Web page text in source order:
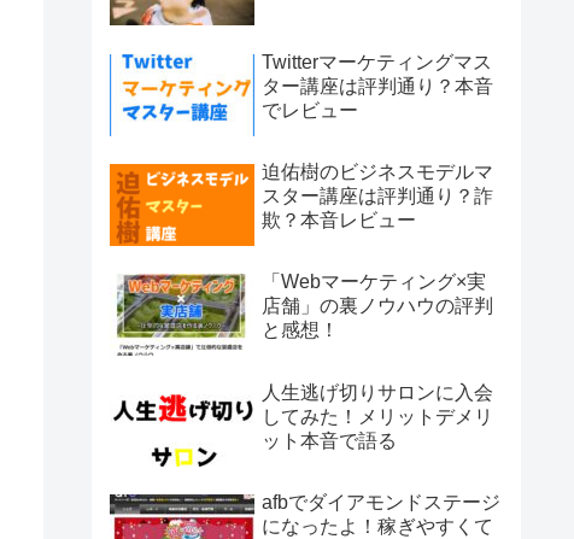
Twitterマーケティングマス
ター講座は評判通り？本音
でレビュー
迫佑樹のビジネスモデルマ
スター講座は評判通り？詐
欺？本音レビュー
「Webマーケティング×実
店舗」の裏ノウハウの評判
と感想！
人生逃げ切りサロンに入会
してみた！メリットデメリ
ット本音で語る
afbでダイアモンドステージ
になったよ！稼ぎやすくて